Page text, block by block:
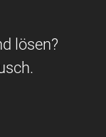
lösen?